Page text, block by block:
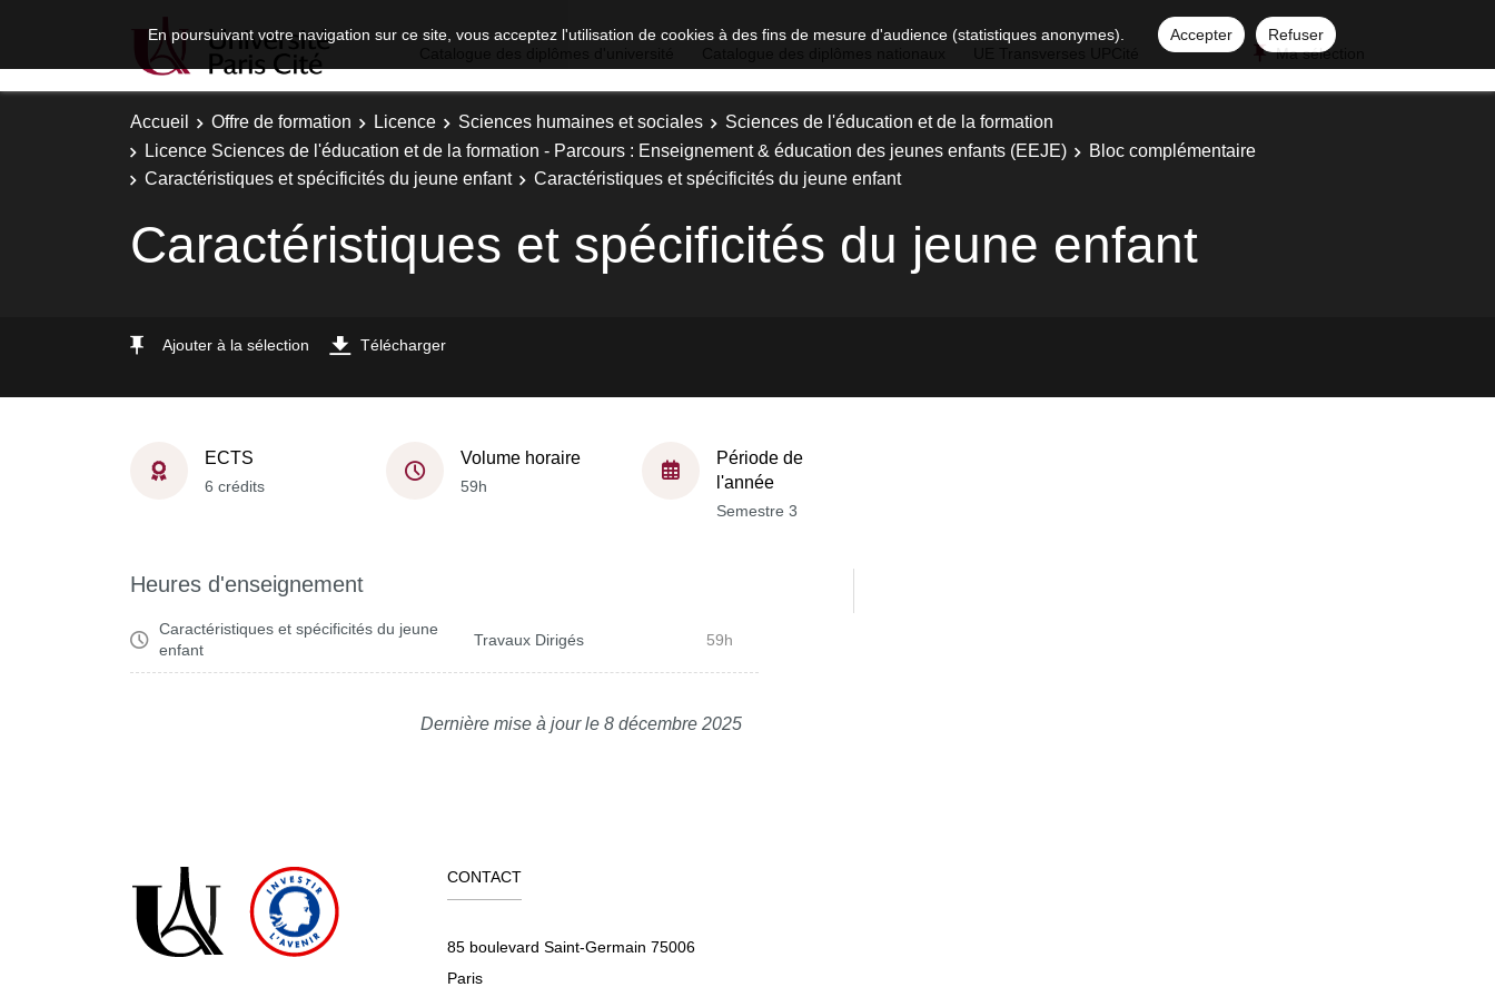
En poursuivant votre navigation sur ce site, vous acceptez l'utilisation de cookies à des fins de mesure d'audience (statistiques anonymes). Accepter
Refuser
Ma sélection
Accueil Offre de formation Licence Sciences humaines et sociales
Sciences de l'éducation et de la formation
Licence Sciences de l'éducation et de la formation - Parcours : Enseignement & éducation des jeunes enfants (EEJE)
Bloc complémentaire
Caractéristiques et spécificités du jeune enfant
Caractéristiques et spécificités du jeune enfant
Caractéristiques et spécificités du jeune enfant
Ajouter à la sélection Télécharger
ECTS
6 crédits
Volume horaire
59h
Période de
l'année
Semestre 3
Heures d'enseignement
Caractéristiques et spécificités du jeune
enfant
Travaux Dirigés 59h
Dernière mise à jour le 8 décembre 2025
CONTACT
85 boulevard Saint-Germain 75006
Paris